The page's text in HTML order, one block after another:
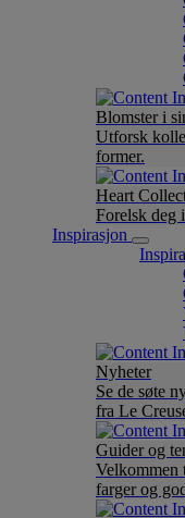
Blomster i
Utforsk
former.
Heart
Forelsk deg
Inspirasjon
Nyheter
Se de søte
fra Le
Guider og
Velkommen
farger og